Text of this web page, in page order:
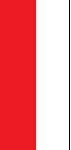
Den tunna
dem som vill ha en
ingångsmodeller
till
och
jämfört med
och mer
tidigare reserverad
för alla.